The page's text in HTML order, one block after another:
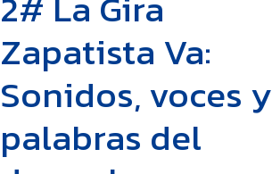
Zapatista Va:
Sonidos, voces y
palabras del